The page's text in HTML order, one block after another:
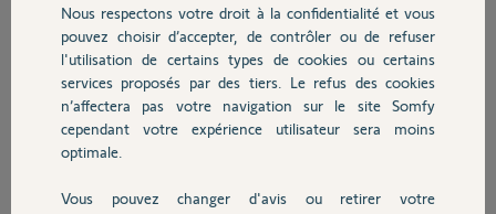
Chauffage
Autres produits
Participer au fil de discussion
Réponses
Bonjour
Nous respectons votre droit à la confidentialité et vous
pouvez choisir d’accepter, de contrôler ou de refuser
l'utilisation de certains types de cookies ou certains
services proposés par des tiers. Le refus des cookies
n’affectera pas votre navigation sur le site Somfy
cependant votre expérience utilisateur sera moins
optimale.
Vous pouvez changer d'avis ou retirer votre